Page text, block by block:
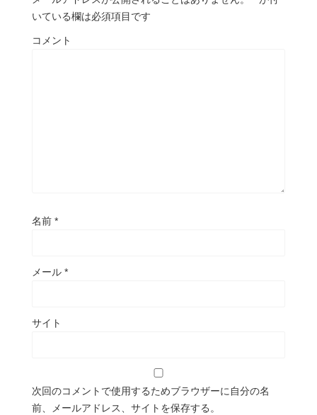
いている欄は必須項目です
コメント
名前 *
メール *
サイト
次回のコメントで使用するためブラウザーに自分の名
前、メールアドレス、サイトを保存する。